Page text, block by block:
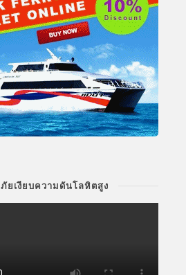
ภัยเงียบความดันโลหิตสูง